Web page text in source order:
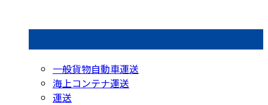
一般貨物自動車運送
海上コンテナ運送
運送